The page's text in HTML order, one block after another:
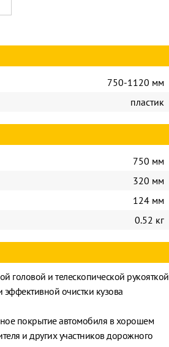
750-1120 мм
пластик
750 мм
320 мм
124 мм
0.52 кг
головой и телескопической рукояткой
очистки кузова
покрытие автомобиля в хорошем
и других участников дорожного